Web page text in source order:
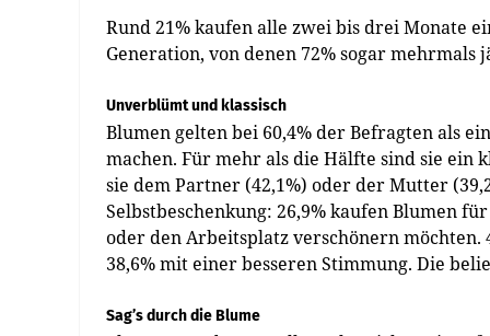
Rund 21% kaufen alle zwei bis drei Monate
Generation, von denen 72% sogar
Unverblümt und klassisch
Blumen gelten bei 60,4% der Befragten als
machen. Für mehr als die Hälfte sind sie ein
sie dem Partner (42,1%) oder der Mutter
Selbstbeschenkung: 26,9% kaufen Blumen
oder den Arbeitsplatz verschönern
38,6% mit einer besseren Stimmung. Die
Sag’s durch die Blume